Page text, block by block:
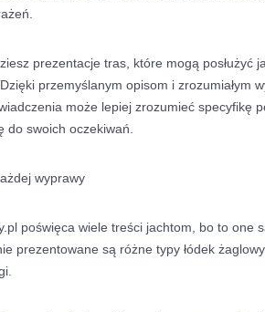
prezentacje tras, które mogą posłużyć
przemyślanym opisom i zrozumiałym
może lepiej zrozumieć specyfikę
do swoich oczekiwań.
wyprawy
poświęca wiele treści jachtom, bo to one
prezentowane są różne typy łódek